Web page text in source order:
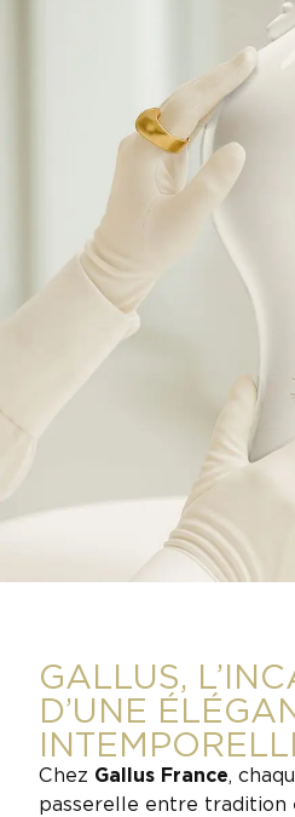
GALLUS,
D’UNE
Chez Gallus France,
passerelle entre tradition